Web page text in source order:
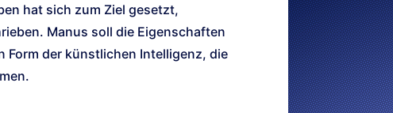
hat sich zum Ziel gesetzt,
Manus soll die Eigenschaften
Form der künstlichen Intelligenz, die